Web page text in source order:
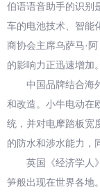
伯语语音助手的识别
车的电池技术、智能
商协会主席乌萨马·
的影响力正迅速增加。
中国品牌结合海
和改造。小牛电动在
统，并对电摩踏板宽
的防水和涉水能力，
英国《经济学人
笋般出现在世界各地